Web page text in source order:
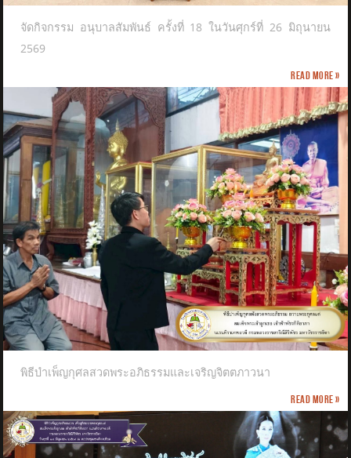
จัดกิจกรรม อนุบาลสัมพันธ์ ครั้งที่ 18 ในวันศุกร์ที่ 26 มิถุนายน
2569
Read more »
พิธีบำเพ็ญกุศลสวดพระอภิธรรมและเจริญจิตตภาวนา
Read more »